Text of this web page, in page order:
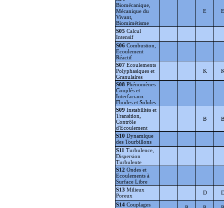
Biomécanique,
Mécanique du
Vivant,
Biomimétisme
E E
S05 Calcul
Intensif
S06 Combustion,
Ecoulement
Réactif
S07 Ecoulements
Polyphasiques et
Granulaires
K
S08 Phénomènes
Couplés et
Interfaciaux
Fluides et Solides
S09 Instabilités et
Transition,
Contrôle
d'Ecoulement
B B
S10 Dynamique
des Tourbillons
S11 Turbulence,
Dispersion
Turbulente
S12 Ondes et
Ecoulements à
Surface Libre
S13 Milieux
Poreux
D
S14 Couplages